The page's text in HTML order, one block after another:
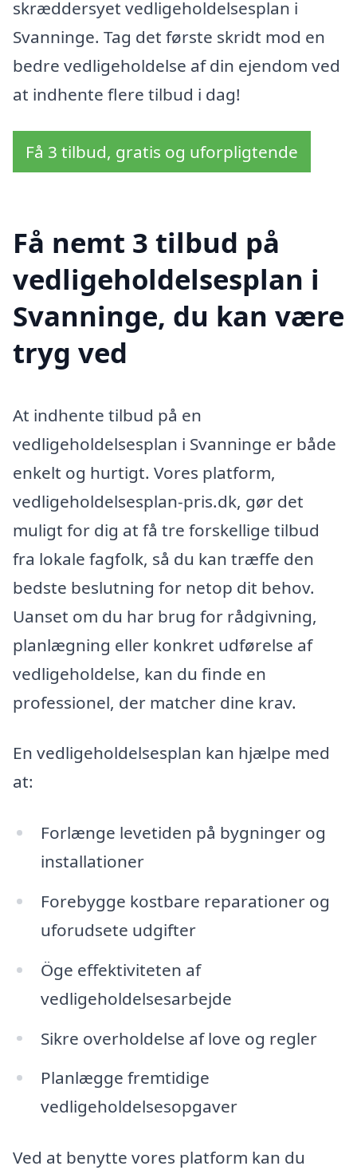
skræddersyet vedligeholdelsesplan i
Svanninge. Tag det første skridt mod en
bedre vedligeholdelse af din ejendom ved
at indhente flere tilbud i dag!
Få 3 tilbud, gratis og uforpligtende
Få nemt 3 tilbud på
vedligeholdelsesplan i
Svanninge, du kan være
tryg ved
At indhente tilbud på en
vedligeholdelsesplan i Svanninge er både
enkelt og hurtigt. Vores platform,
vedligeholdelsesplan-pris.dk, gør det
muligt for dig at få tre forskellige tilbud
fra lokale fagfolk, så du kan træffe den
bedste beslutning for netop dit behov.
Uanset om du har brug for rådgivning,
planlægning eller konkret udførelse af
vedligeholdelse, kan du finde en
professionel, der matcher dine krav.
En vedligeholdelsesplan kan hjælpe med
at:
Forlænge levetiden på bygninger og
installationer
Forebygge kostbare reparationer og
uforudsete udgifter
Öge effektiviteten af
vedligeholdelsesarbejde
Sikre overholdelse af love og regler
Planlægge fremtidige
vedligeholdelsesopgaver
Ved at benytte vores platform kan du